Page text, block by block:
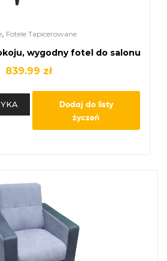
, Fotele Tapicerowane
wygodny fotel do salonu
839.99 zł
Dodaj do listy
życzeń